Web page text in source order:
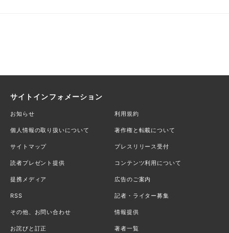
サイトインフォメーション
お知らせ 利用規約
個人情報の取り扱いについて 著作権と転載について
サイトマップ プレスリリース受付
読者プレゼント提供 コンテンツ利用について
提携メディア 広告のご案内
RSS 記者・ライター募集
その他、お問い合わせ 情報提供
お詫びと訂正 著者一覧